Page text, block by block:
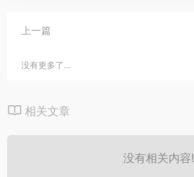
上一篇
没有更多了...
相关文章
没有相关内容!